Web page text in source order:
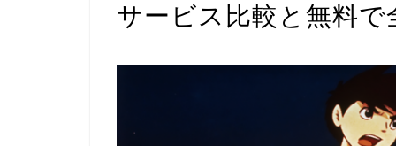
サービス比較と無料で